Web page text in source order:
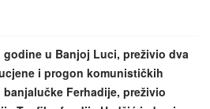
i
godine u Banjoj Luci, preživio dva
i progon komunističkih
Ferhadije, preživio